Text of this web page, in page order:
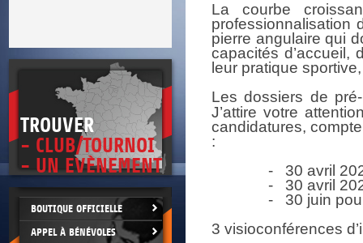
TROUVER
- CLUB/TOURNOI
- UN EVÈNEMENT
BOUTIQUE OFFICIELLE
APPEL À BÉNÉVOLES
La courbe
professionnalisation
pierre angulaire qui
capacités d’accueil,
leur pratique
Les dossiers de
J’attire votre
candidatures,
:
- 30 avril 2024
- 30 avril 2024
- 30 juin pour
3 visioconférences